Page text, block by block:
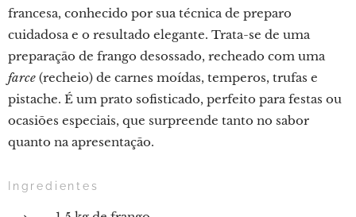
francesa, conhecido por sua técnica de preparo
cuidadosa e o resultado elegante. Trata-se de uma
preparação de frango desossado, recheado com uma
farce (recheio) de carnes moídas, temperos, trufas e
pistache. É um prato sofisticado, perfeito para festas ou
ocasiões especiais, que surpreende tanto no sabor
quanto na apresentação.
Ingredientes